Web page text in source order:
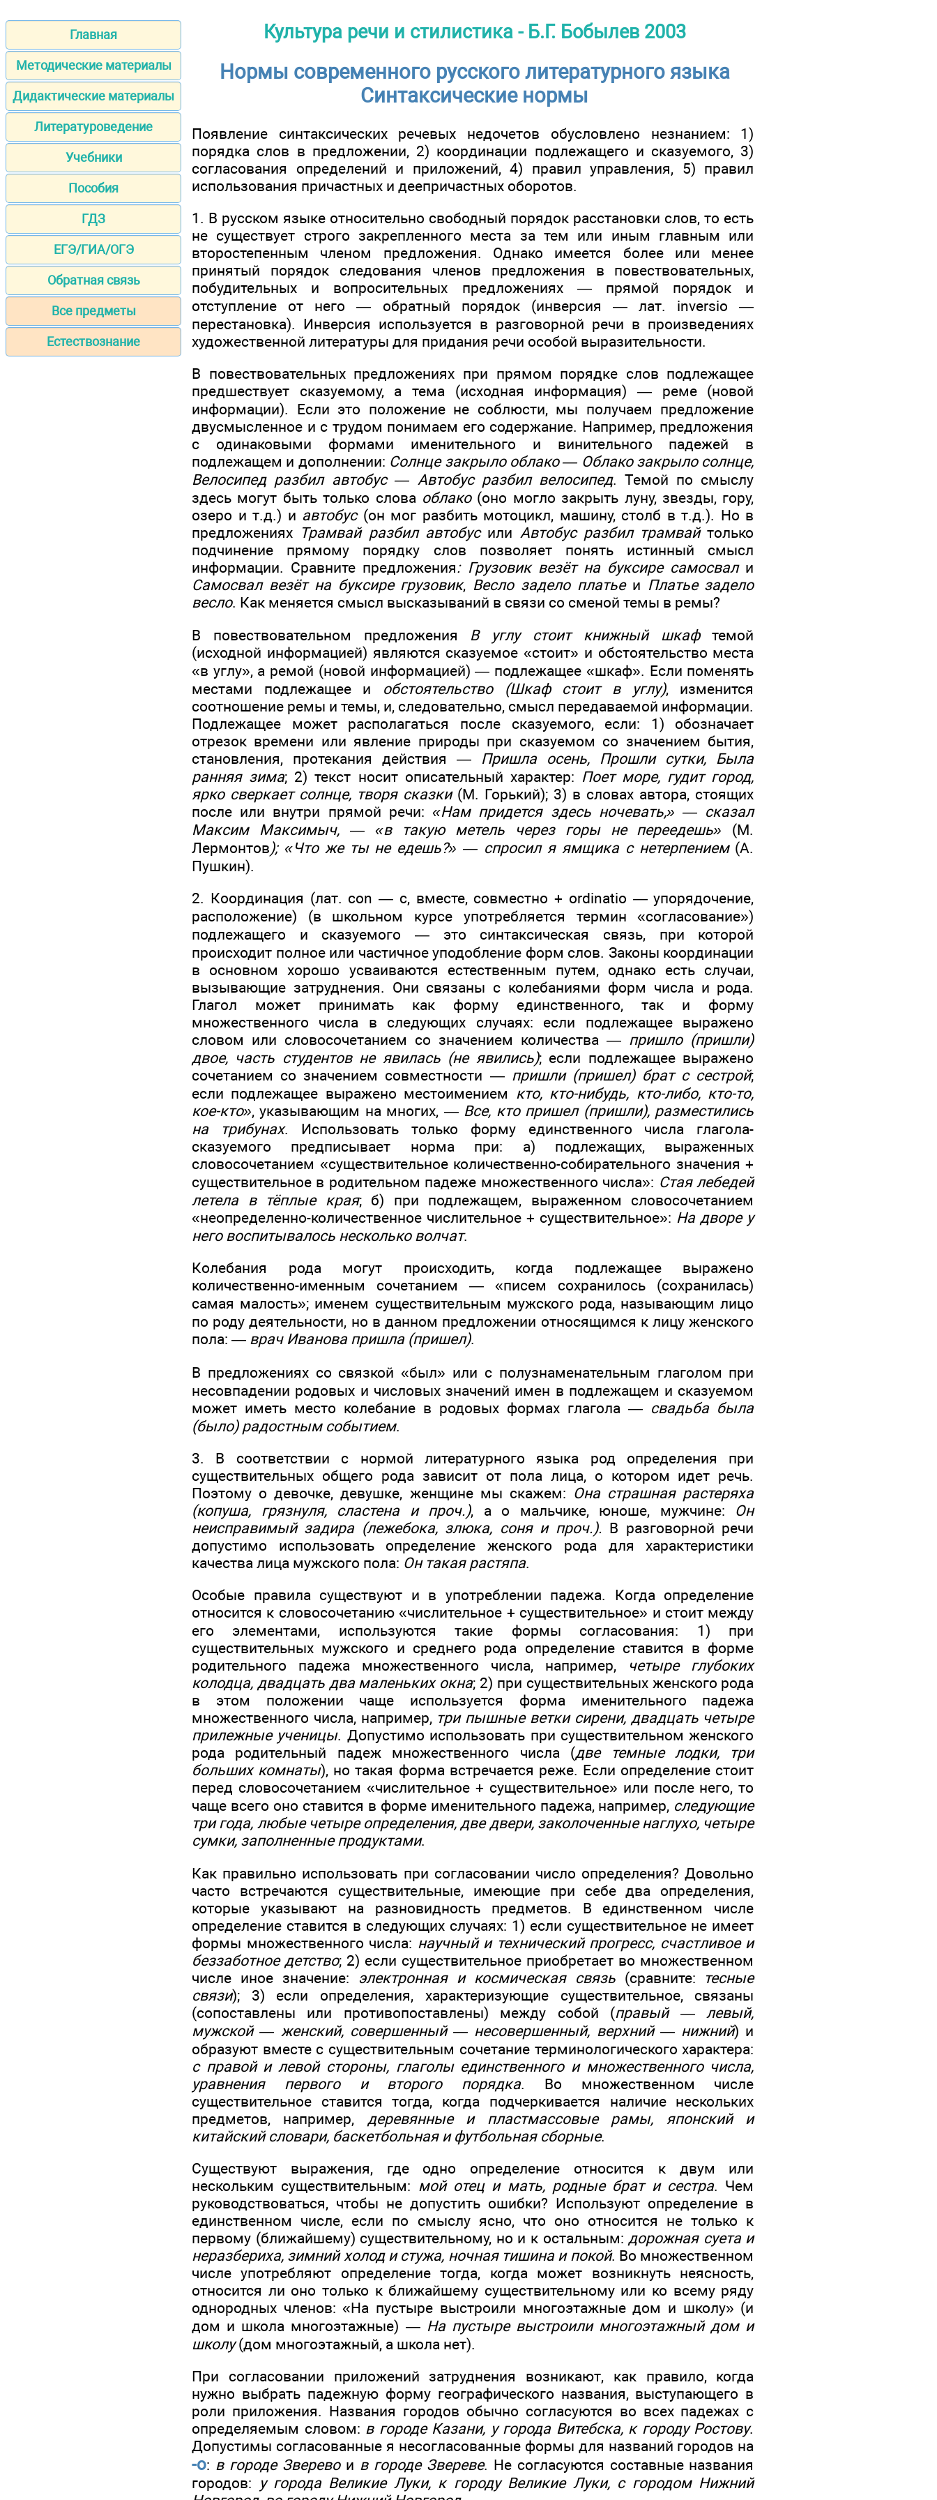
Главная
Методические материалы
Дидактические материалы
Литературоведение
Учебники
Пособия
ГДЗ
ЕГЭ/ГИА/ОГЭ
Обратная связь
Все предметы
Естествознание
Культура речи и стилистика - Б.Г. Бобылев 2003
Нормы современного русского литературного языка
Синтаксические нормы
Появление синтаксических речевых недочетов обусловлено незнанием: 1)
порядка слов в предложении, 2) координации подлежащего и сказуемого, 3)
согласования определений и приложений, 4) правил управления, 5) правил
использования причастных и деепричастных оборотов.
1. В русском языке относительно свободный порядок расстановки слов, то есть
не существует строго закрепленного места за тем или иным главным или
второстепенным членом предложения. Однако имеется более или менее
принятый порядок следования членов предложения в повествовательных,
побудительных и вопросительных предложениях — прямой порядок и
отступление от него — обратный порядок (инверсия — лат. inversio —
перестановка). Инверсия используется в разговорной речи в произведениях
художественной литературы для придания речи особой выразительности.
В повествовательных предложениях при прямом порядке слов подлежащее
предшествует сказуемому, а тема (исходная информация) — реме (новой
информации). Если это положение не соблюсти, мы получаем предложение
двусмысленное и с трудом понимаем его содержание. Например, предложения
с одинаковыми формами именительного и винительного падежей в
подлежащем и дополнении: Солнце закрыло облако — Облако закрыло солнце,
Велосипед разбил автобус — Автобус разбил велосипед. Темой по смыслу
здесь могут быть только слова облако(оно могло закрыть луну, звезды, гору,
озеро и т.д.) и автобус(он мог разбить мотоцикл, машину, столб в т.д.). Но в
предложениях Трамвай разбил автобусили Автобус разбил трамвайтолько
подчинение прямому порядку слов позволяет понять истинный смысл
информации. Сравните предложения: Грузовик везёт на буксире самосвали
Самосвал везёт на буксире грузовик, Весло задело платьеи Платье задело
весло. Как меняется смысл высказываний в связи со сменой темы в ремы?
В повествовательном предложения В углу стоит книжный шкафтемой
(исходной информацией) являются сказуемое «стоит» и обстоятельство места
«в углу», а ремой (новой информацией) — подлежащее «шкаф». Если поменять
местами подлежащее и обстоятельство (Шкаф стоит в углу), изменится
соотношение ремы и темы, и, следовательно, смысл передаваемой информации.
Подлежащее может располагаться после сказуемого, если: 1) обозначает
отрезок времени или явление природы при сказуемом со значением бытия,
становления, протекания действия — Пришла осень, Прошли сутки, Была
ранняя зима; 2) текст носит описательный характер: Поет море, гудит город,
ярко сверкает солнце, творя сказки(М. Горький); 3) в словах автора, стоящих
после или внутри прямой речи:«Нам придется здесь ночевать,» — сказал
Максим Максимыч, — «в такую метель через горы не переедешь» (М.
Лермонтов); «Что же ты не едешь?» — спросил я ямщика с нетерпением(А.
Пушкин).
2. Координация (лат. con — с, вместе, совместно + ordinatio — упорядочение,
расположение) (в школьном курсе употребляется термин «согласование»)
подлежащего и сказуемого — это синтаксическая связь, при которой
происходит полное или частичное уподобление форм слов. Законы координации
в основном хорошо усваиваются естественным путем, однако есть случаи,
вызывающие затруднения. Они связаны с колебаниями форм числа и рода.
Глагол может принимать как форму единственного, так и форму
множественного числа в следующих случаях: если подлежащее выражено
словом или словосочетанием со значением количества — пришло (пришли)
двое, часть студентов не явилась (не явились); если подлежащее выражено
сочетанием со значением совместности — пришли (пришел) брат с сестрой;
если подлежащее выражено местоимением кто, кто-нибудь, кто-либо, кто-то,
кое-кто», указывающим на многих, — Все, кто пришел (пришли), разместились
на трибунах. Использовать только форму единственного числа глагола-
сказуемого предписывает норма при: а) подлежащих, выраженных
словосочетанием «существительное количественно-собирательного значения +
существительное в родительном падеже множественного числа»: Стая лебедей
летела в тёплые края; б) при подлежащем, выраженном словосочетанием
«неопределенно-количественное числительное + существительное»: На дворе у
него воспитывалось несколько волчат.
Колебания рода могут происходить, когда подлежащее выражено
количественно-именным сочетанием — «писем сохранилось (сохранилась)
самая малость»; именем существительным мужского рода, называющим лицо
по роду деятельности, но в данном предложении относящимся к лицу женского
пола: — врач Иванова пришла (пришел).
В предложениях со связкой «был» или с полузнаменательным глаголом при
несовпадении родовых и числовых значений имен в подлежащем и сказуемом
может иметь место колебание в родовых формах глагола — свадьба была
(было) радостным событием.
3. В соответствии с нормой литературного языка род определения при
существительных общего рода зависит от пола лица, о котором идет речь.
Поэтому о девочке, девушке, женщине мы скажем: Она страшная растеряха
(копуша, грязнуля, сластена и проч.), а о мальчике, юноше, мужчине: Он
неисправимый задира (лежебока, злюка, соня и проч.). В разговорной речи
допустимо использовать определение женского рода для характеристики
качества лица мужского пола: Он такая растяпа.
Особые правила существуют и в употреблении падежа. Когда определение
относится к словосочетанию «числительное + существительное» и стоит между
его элементами, используются такие формы согласования: 1) при
существительных мужского и среднего рода определение ставится в форме
родительного падежа множественного числа, например,
четыре глубоких
колодца, двадцать два маленьких окна; 2) при существительных женского рода
в этом положении чаще используется форма именительного падежа
множественного числа, например, три пышные ветки сирени, двадцать четыре
прилежные ученицы. Допустимо использовать при существительном женского
рода родительный падеж множественного числа (две темные лодки, три
больших комнаты), но такая форма встречается реже. Если определение стоит
перед словосочетанием «числительное + существительное» или после него, то
чаще всего оно ставится в форме именительного падежа, например, следующие
три года, любые четыре определения, две двери, заколоченные наглухо, четыре
сумки, заполненные продуктами.
Как правильно использовать при согласовании число определения? Довольно
часто встречаются существительные, имеющие при себе два определения,
которые указывают на разновидность предметов. В единственном числе
определение ставится в следующих случаях: 1) если существительное не имеет
формы множественного числа: научный и технический прогресс, счастливое и
беззаботное детство; 2) если существительное приобретает во множественном
числе иное значение: электронная и космическая связь (сравните: тесные
связи); 3) если определения, характеризующие существительное, связаны
(сопоставлены или противопоставлены) между собой (правый — левый,
мужской — женский, совершенный — несовершенный, верхний — нижний) и
образуют вместе с существительным сочетание терминологического характера:
с правой и левой стороны, глаголы единственного и множественного числа,
уравнения первого и второго порядка. Во множественном числе
существительное ставится тогда, когда подчеркивается наличие нескольких
предметов, например, деревянные и пластмассовые рамы, японский и
китайский словари, баскетбольная и футбольная сборные.
Существуют выражения, где одно определение относится к двум или
нескольким существительным: мой отец и мать, родные брат и сестра. Чем
руководствоваться, чтобы не допустить ошибки? Используют определение в
единственном числе, если по смыслу ясно, что оно относится не только к
первому (ближайшему) существительному, но и к остальным:дорожная суета и
неразбериха, зимний холод и стужа, ночная тишина и покой. Во множественном
числе употребляют определение тогда, когда может возникнуть неясность,
относится ли оно только к ближайшему существительному или ко всему ряду
однородных членов: «На пустыре выстроили многоэтажные дом и школу» (и
дом и школа многоэтажные) — На пустыре выстроили многоэтажный дом и
школу(дом многоэтажный, а школа нет).
При согласовании приложений затруднения возникают, как правило, когда
нужно выбрать падежную форму географического названия, выступающего в
роли приложения. Названия городов обычно согласуются во всех падежах с
определяемым словом: в городе Казани, у города Витебска, к городу Ростову.
Допустимы согласованные я несогласованные формы для названий городов на
-о: в городе Зверевои в городе Звереве. Не согласуются составные названия
городов: у города Великие Луки, к городу Великие Луки, с городом Нижний